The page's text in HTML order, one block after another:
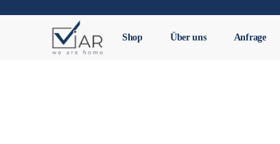
Shop Über uns Anfrage